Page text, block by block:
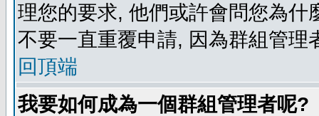
理您的要求, 他們或許會問您為
不要一直重覆申請, 因為群組管理
回頂端
我要如何成為一個群組管理者呢?